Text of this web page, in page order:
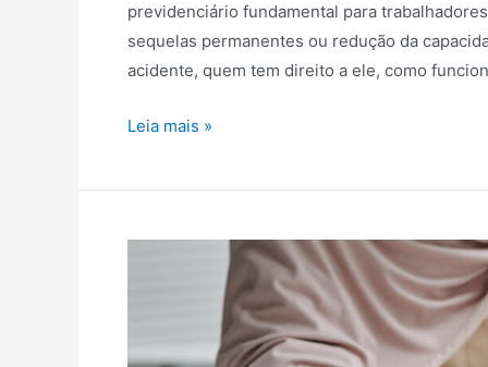
previdenciário fundamental para
sequelas permanentes ou redução da
acidente, quem tem direito a ele, como
Leia mais »